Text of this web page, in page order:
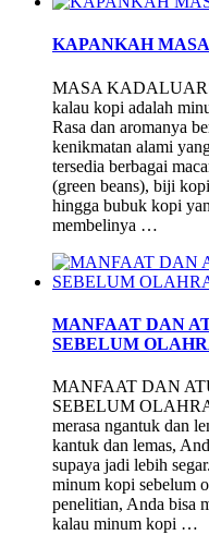
KAPANKAH
MASA
kalau kopi adalah
Rasa dan aromanya
kenikmatan alami
tersedia berbagai
(green beans), biji
hingga bubuk kopi
membelinya …
MANFAAT DAN
SEBELUM
MANFAAT DAN
SEBELUM
merasa ngantuk dan
kantuk dan lemas,
supaya jadi lebih
minum kopi sebelum
penelitian, Anda bisa
kalau minum kopi …